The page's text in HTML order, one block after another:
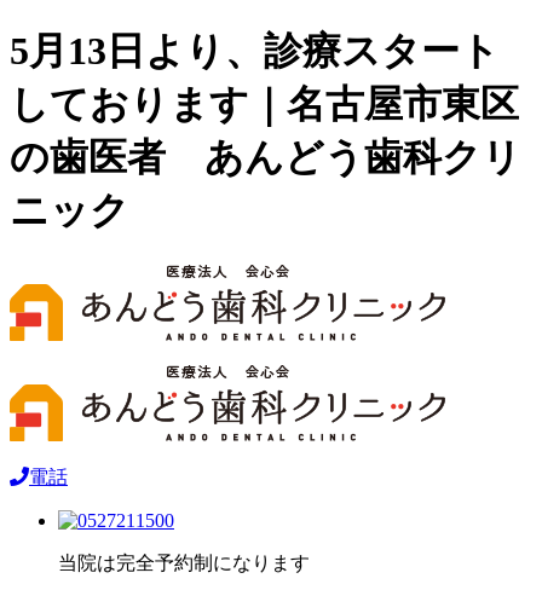
5月13日より、診療スタート
しております｜名古屋市東区
の歯医者 あんどう歯科クリ
ニック
電話
当院は完全予約制になります